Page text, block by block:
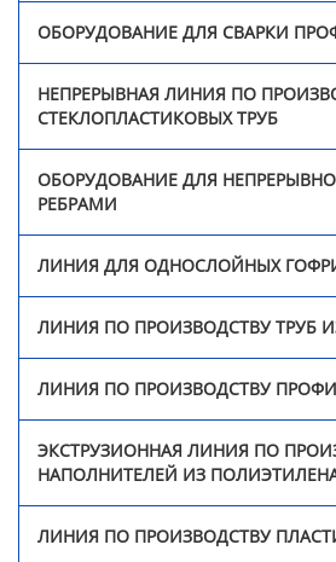
Линия для однослойных
гофрированных труб
Линия по производству
Линия по производству
Экструзионная линия по
наполнителей из
полиэтилена
Линия по производству
пластиковых плит
Линия по производству
пустотелых сотовых
ОБОРУДОВАНИЕ ДЛЯ СВАРКИ
НЕПРЕРЫВНАЯ ЛИНИЯ ПО
СТЕКЛОПЛАСТИКОВЫХ ТРУБ
ОБОРУДОВАНИЕ ДЛЯ
РЕБРАМИ
ЛИНИЯ ДЛЯ ОДНОСЛОЙНЫХ
ЛИНИЯ ПО ПРОИЗВОДСТВУ ТРУБ
ЛИНИЯ ПО ПРОИЗВОДСТВУ
ЭКСТРУЗИОННАЯ ЛИНИЯ ПО
НАПОЛНИТЕЛЕЙ ИЗ
ЛИНИЯ ПО ПРОИЗВОДСТВУ